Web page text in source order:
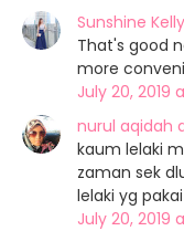
Sunshine Kelly
That's good
more
July 20, 2019
nurul aqidah
kaum lelaki
zaman sek
lelaki yg pakai
July 20, 2019